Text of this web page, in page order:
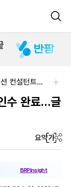
주식회사 에일리크-메디컬 커뮤니케이션 컨설턴트(Associate) / 메디컬라이터 채용
수 완료…글
요약가
BRPInsight